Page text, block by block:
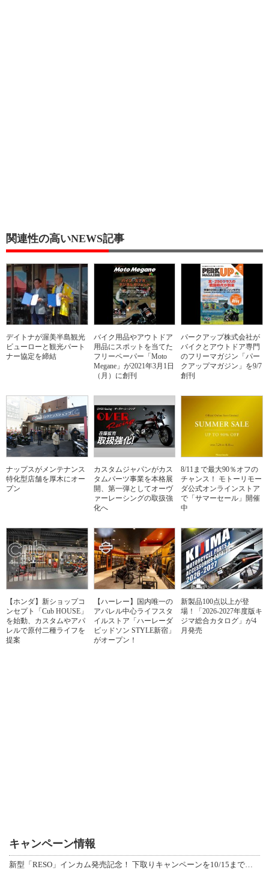
関連性の高いNEWS記事
デイトナが渥美半島観光
ビューローと観光パート
ナー協定を締結
バイク用品やアウトドア
用品にスポットを当てた
フリーペーパー「Moto
Megane」が2021年3月1日
（月）に創刊
パークアップ株式会社が
バイクとアウトドア専門
のフリーマガジン「パー
クアップマガジン」を9/7
創刊
ナップスがメンテナンス
特化型店舗を厚木にオー
プン
カスタムジャパンがカス
タムパーツ事業を本格展
開、第一弾としてオーヴ
ァーレーシングの取扱強
化へ
8/11まで最大90％オフの
チャンス！ モトーリモー
ダ公式オンラインストア
で「サマーセール」開催
中
【ホンダ】新ショップコ
ンセプト「Cub HOUSE」
を始動、カスタムやアパ
レルで原付二種ライフを
提案
【ハーレー】国内唯一の
アパレル中心ライフスタ
イルストア「ハーレーダ
ビッドソン STYLE新宿」
がオープン！
新製品100点以上が登
場！「2026-2027年度版キ
ジマ総合カタログ」が4
月発売
キャンペーン情報
新型「RESO」インカム発売記念！ 下取りキャンペーンを10/15まで延長して開